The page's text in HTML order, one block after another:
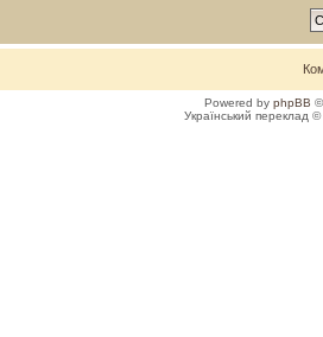
Powered by phpBB
Український переклад